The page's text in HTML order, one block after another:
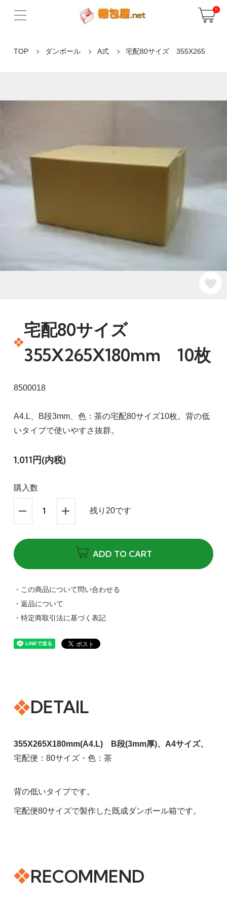
0
TOP ダンボール A式 宅配80サイズ 355X265
宅配80サイズ
355X265X180mm 10枚
8500018
A4.L、B段3mm、色：茶の宅配80サイズ10枚。背の低
いタイプで使いやすさ抜群。
1,011円(内税)
購入数
残り20です
ADD TO CART
・この商品について問い合わせる
・返品について
・特定商取引法に基づく表記
DETAIL
355X265X180mm(A4.L) B段(3mm厚)、A4サイズ、
宅配便：80サイズ・色：茶
背の低いタイプです。
宅配便80サイズで製作した既成ダンボール箱です。
RECOMMEND